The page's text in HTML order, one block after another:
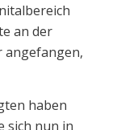
an der
angefangen,
haben
sich nun in